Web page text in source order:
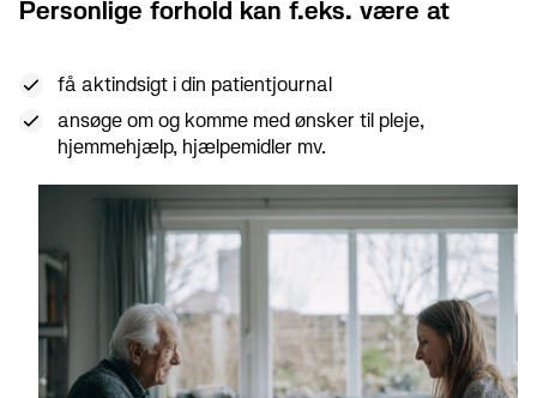
Personlige forhold kan f.eks. være at
få aktindsigt i din patientjournal
ansøge om og komme med ønsker til pleje,
hjemmehjælp, hjælpemidler mv.